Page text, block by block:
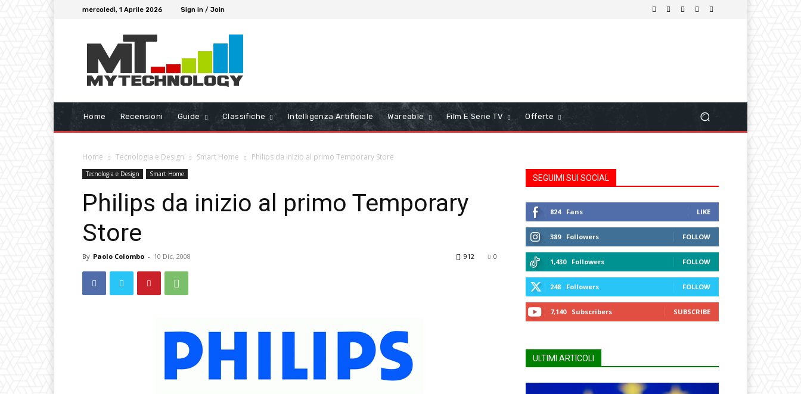
mercoledì, 1 Aprile 2026 Sign in / Join
Home Recensioni Guide Classifiche Intelligenza Artificiale Wareable Film E Serie TV Offerte
Home Tecnologia e Design Smart Home Philips da inizio al primo Temporary Store
Tecnologia e Design Smart Home
Philips da inizio al primo Temporary
Store
By Paolo Colombo - 10 Dic, 2008 0
912
SEGUIMI SUI SOCIAL
824 Fans LIKE
389 Followers FOLLOW
1,430 Followers FOLLOW
248 Followers FOLLOW
7,140 Subscribers SUBSCRIBE
ULTIMI ARTICOLI